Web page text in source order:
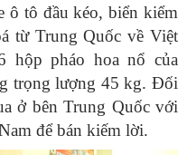
ô tô đầu kéo, biển kiểm
từ Trung Quốc về Việt
hộp pháo hoa nổ của
trọng lượng 45 kg. Đối
ở bên Trung Quốc với
để bán kiếm lời.